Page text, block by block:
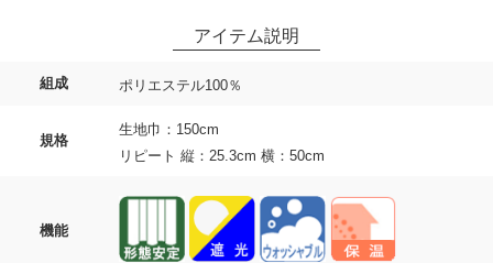
組成 ポリエステル100％
規格
生地巾：150cm
リピート 縦：25.3cm 横：50cm
機能